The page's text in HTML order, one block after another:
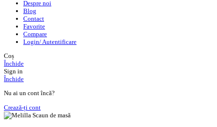
Despre noi
Blog
Contact
Favorite
Compare
Login/ Autentificare
Coș
Închide
Sign in
Închide
Nu ai un cont încă?
Crează-ți cont